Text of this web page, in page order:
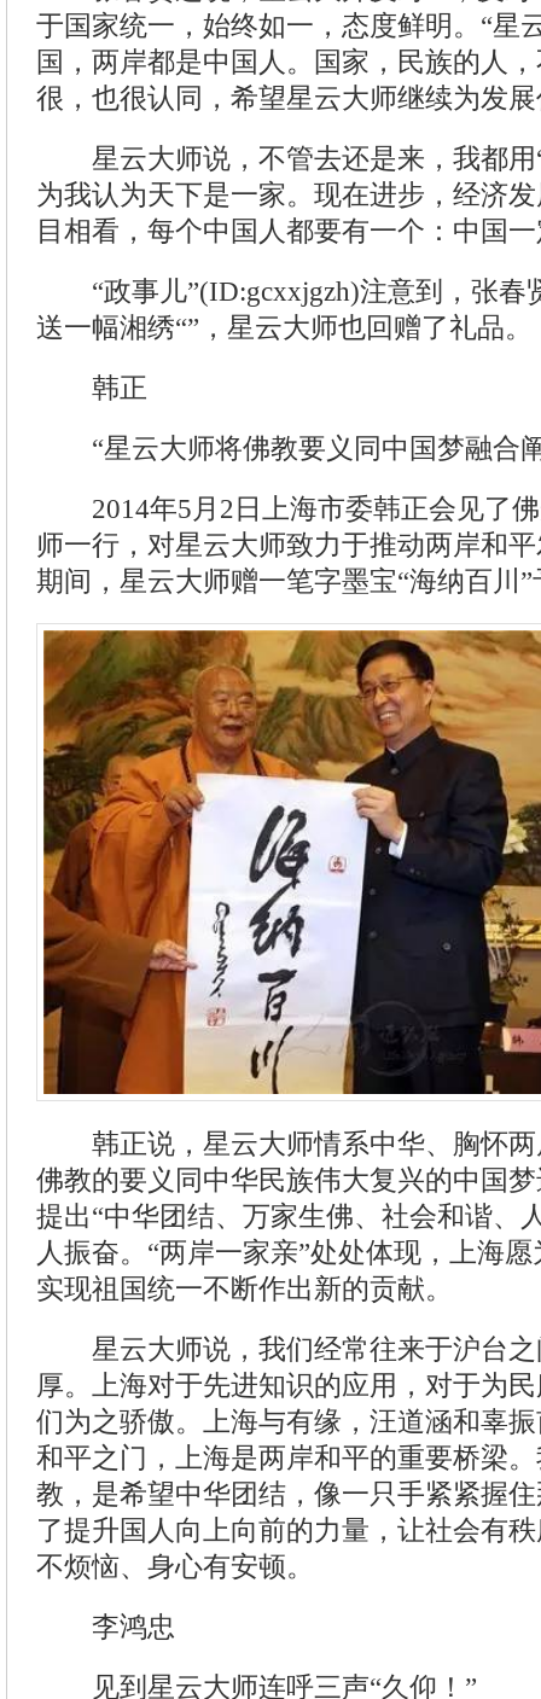
于国家统一，始终如一，态度鲜明。“星
国，两岸都是中国人。国家，民族的人
很，也很认同，希望星云大师继续为发
星云大师说，不管去还是来，我都用
为我认为天下是一家。现在进步，经济
目相看，每个中国人都要有一个：中国
“政事儿”(ID:gcxxjgzh)注意到，张春
送一幅湘绣“”，星云大师也回赠了礼品。
韩正
“星云大师将佛教要义同中国梦融合
2014年5月2日上海市委韩正会见了佛
师一行，对星云大师致力于推动两岸和
期间，星云大师赠一笔字墨宝“海纳百川
韩正说，星云大师情系中华、胸怀两
佛教的要义同中华民族伟大复兴的中国
提出“中华团结、万家生佛、社会和谐、
人振奋。“两岸一家亲”处处体现，上海
实现祖国统一不断作出新的贡献。
星云大师说，我们经常往来于沪台之
厚。上海对于先进知识的应用，对于为
们为之骄傲。上海与有缘，汪道涵和辜
和平之门，上海是两岸和平的重要桥梁
教，是希望中华团结，像一只手紧紧握
了提升国人向上向前的力量，让社会有
不烦恼、身心有安顿。
李鸿忠
见到星云大师连呼三声“久仰！”